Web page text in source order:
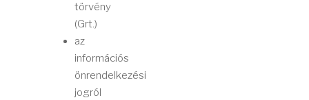
törvény
(Grt.)
az
információs
önrendelkezési
jogról